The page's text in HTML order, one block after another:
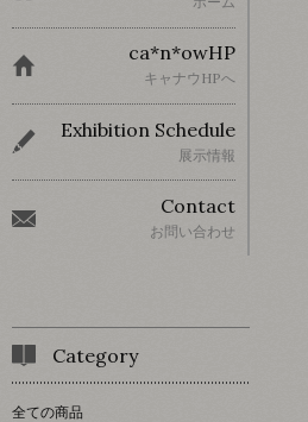
ca*n*owHP
キャナウHPへ
Exhibition Schedule
展示情報
Contact
お問い合わせ
Category
全ての商品